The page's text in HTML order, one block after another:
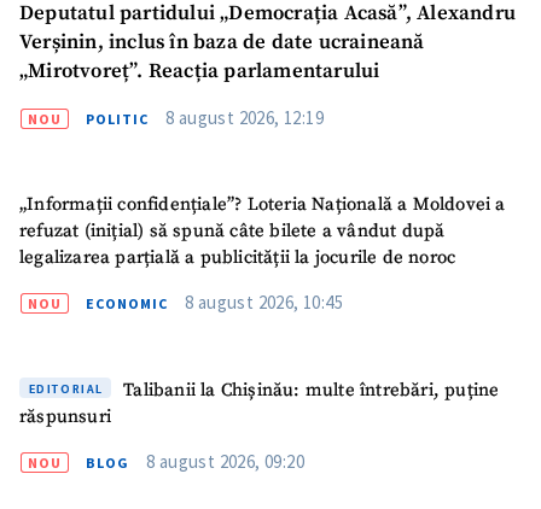
Deputatul partidului „Democrația Acasă”, Alexandru
Verșinin, inclus în baza de date ucraineană
„Mirotvoreț”. Reacția parlamentarului
NOU POLITIC 8 august 2026, 12:19
„Informații confidențiale”? Loteria Națională a Moldovei a
refuzat (inițial) să spună câte bilete a vândut după
legalizarea parțială a publicității la jocurile de noroc
NOU ECONOMIC 8 august 2026, 10:45
EDITORIAL
Talibanii la Chișinău: multe întrebări, puține
răspunsuri
NOU BLOG 8 august 2026, 09:20